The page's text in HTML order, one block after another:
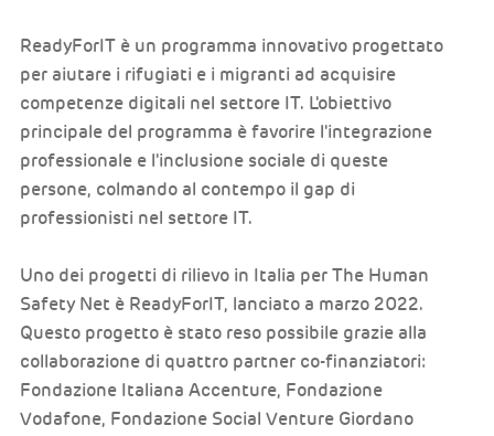
ReadyForIT è un programma innovativo progettato
per aiutare i rifugiati e i migranti ad acquisire
competenze digitali nel settore IT. L'obiettivo
principale del programma è favorire l'integrazione
professionale e l'inclusione sociale di queste
persone, colmando al contempo il gap di
professionisti nel settore IT.
Uno dei progetti di rilievo in Italia per The Human
Safety Net è ReadyForIT, lanciato a marzo 2022.
Questo progetto è stato reso possibile grazie alla
collaborazione di quattro partner co-finanziatori:
Fondazione Italiana Accenture, Fondazione
Vodafone, Fondazione Social Venture Giordano